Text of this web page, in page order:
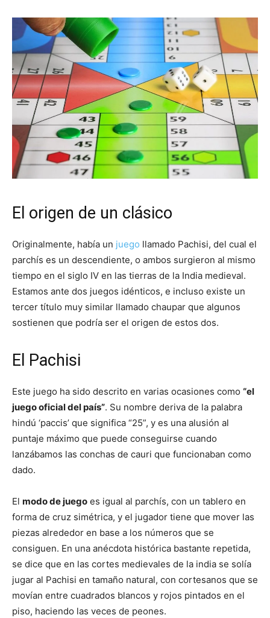
El origen de un clásico
Originalmente, había un juego llamado Pachisi, del cual el
parchís es un descendiente, o ambos surgieron al mismo
tiempo en el siglo IV en las tierras de la India medieval.
Estamos ante dos juegos idénticos, e incluso existe un
tercer título muy similar llamado chaupar que algunos
sostienen que podría ser el origen de estos dos.
El Pachisi
Este juego ha sido descrito en varias ocasiones como “el
juego oficial del país”. Su nombre deriva de la palabra
hindú ‘paccis’ que significa “25”, y es una alusión al
puntaje máximo que puede conseguirse cuando
lanzábamos las conchas de cauri que funcionaban como
dado.
El modo de juego es igual al parchís, con un tablero en
forma de cruz simétrica, y el jugador tiene que mover las
piezas alrededor en base a los números que se
consiguen. En una anécdota histórica bastante repetida,
se dice que en las cortes medievales de la india se solía
jugar al Pachisi en tamaño natural, con cortesanos que se
movían entre cuadrados blancos y rojos pintados en el
piso, haciendo las veces de peones.